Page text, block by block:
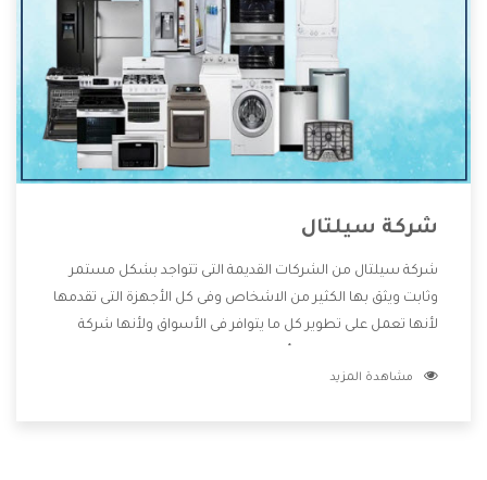
شركة سيلتال
شركة سيلتال من الشركات القديمة التى تتواجد بشكل مستمر
وثابت ويثق بها الكثير من الاشخاص وفى كل الأجهزة التى تقدمها
لأنها تعمل على تطوير كل ما يتوافر فى الأسواق ولأنها شركة
وتقدم للعملاء أقوى العروض والخصومات التى تسهل على
مشاهدة المزيد